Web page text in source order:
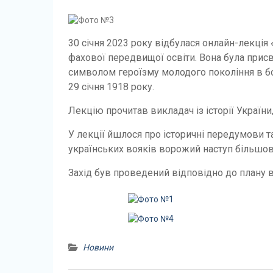
30 січня 2023 року відбулася онлайн-
фахової передвищої освіти. Вона була
символом героїзму молодого покоління в
29 січня 1918 року.
Лекцію прочитав викладач із історії
У лекції йшлося про історичні передумови
українських вояків ворожий наступ
Захід був проведений відповідно до плану
Новини